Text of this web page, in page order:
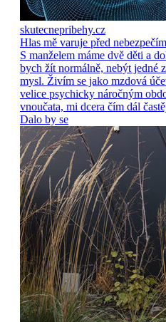
skutecnepribehy.cz
Hlas mě varuje před nebezpečím
S manželem máme dvě děti a
bych žít normálně, nebýt jedné
mysl. Živím se jako mzdová
velice psychicky náročným
vnoučata, mi dcera čím dál
Dalo by se